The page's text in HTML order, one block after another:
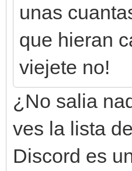
unas
que hieran
viejete no!
¿No salia
ves la lista
Discord es